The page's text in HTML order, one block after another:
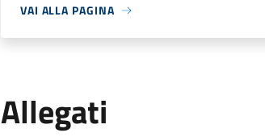
VAI ALLA PAGINA
Allegati